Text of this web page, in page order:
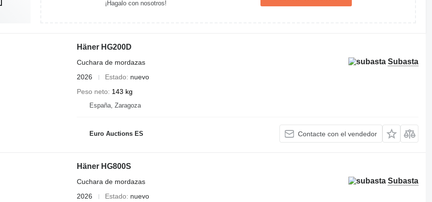
¡Hagalo con nosotros!
Häner HG200D
Subasta
Cuchara de mordazas
2026
Estado
nuevo
Peso neto
143 kg
España, Zaragoza
Euro Auctions ES Contacte con el vendedor
Häner HG800S
Subasta
Cuchara de mordazas
2026
Estado
nuevo